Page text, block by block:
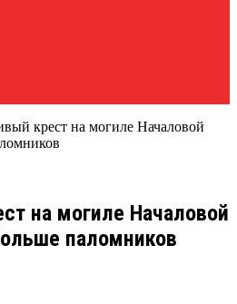
крест на могиле Началовой
на могиле Началовой
паломников